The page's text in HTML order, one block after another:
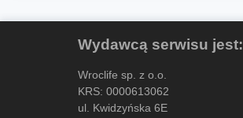
Wydawcą serwisu jest:
Wroclife sp. z o.o.
KRS: 0000613062
ul. Kwidzyńska 6E